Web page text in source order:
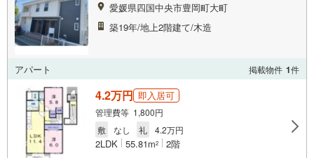
愛媛県四国中央市豊岡町大町
築19年/地上2階建て/木造
アパート 掲載物件 1件
4.2万円 即入居可
管理費等 1,800円
敷
なし 礼 4.2万円
2LDK 55.81m2 2階